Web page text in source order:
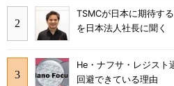
TSMCが日本に期待す
を日本法人社長に聞く
He・ナフサ・レジス
回避できている理由